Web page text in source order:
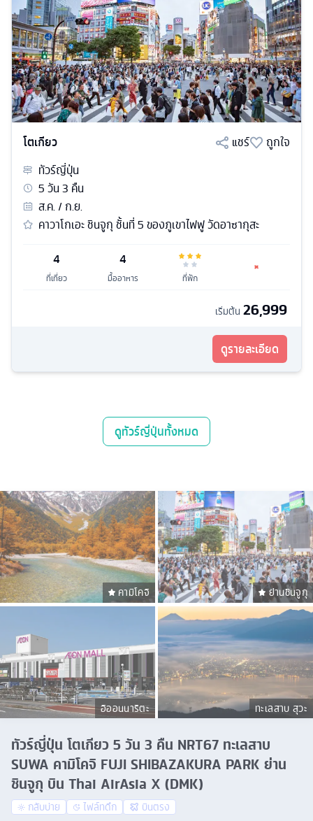
โตเกียว แชร์
ถูกใจ
ทัวร์ญี่ปุ่น
5วัน3 คืน
ส.ค. / ก.ย.
คาวาโกเอะ ชินจูกุ ชั้นที่ 5 ของภูเขาไฟฟู วัดอาซากุสะ
4
ที่เที่ยว
4
มื้ออาหาร ที่พัก
เริ่มต้น 26,999
ดูรายละเอียด
ดูทัวร์ญี่ปุ่นทั้งหมด
คามิโคจิ ย่านชินจูกุ
อิออนนาริตะ ทะเลสาบ สุวะ
ทัวร์ญี่ปุ่น โตเกียว 5 วัน 3 คืน NRT67 ทะเลสาบ
SUWA คามิโคจิ FUJI SHIBAZAKURA PARK ย่าน
ชินจูกุ บิน Thai AirAsia X (DMK)
กลับบ่าย ไฟล์ทดึก บินตรง